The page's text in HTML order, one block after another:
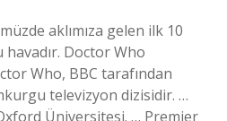
aklımıza gelen ilk 10
Doctor Who
Who, BBC tarafından
televizyon dizisidir. …
Üniversitesi. … Premier